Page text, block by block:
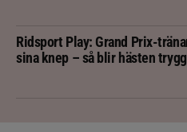
Ridsport Play: Grand Prix-
sina knep – så blir hästen